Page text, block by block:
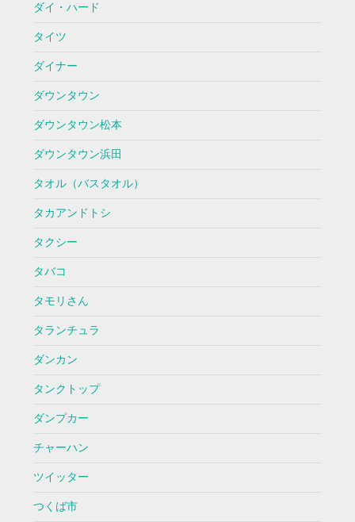
ダイ・ハード
タイツ
ダイナー
ダウンタウン
ダウンタウン松本
ダウンタウン浜田
タオル（バスタオル）
タカアンドトシ
タクシー
タバコ
タモリさん
タランチュラ
ダンカン
タンクトップ
ダンプカー
チャーハン
ツイッター
つくば市